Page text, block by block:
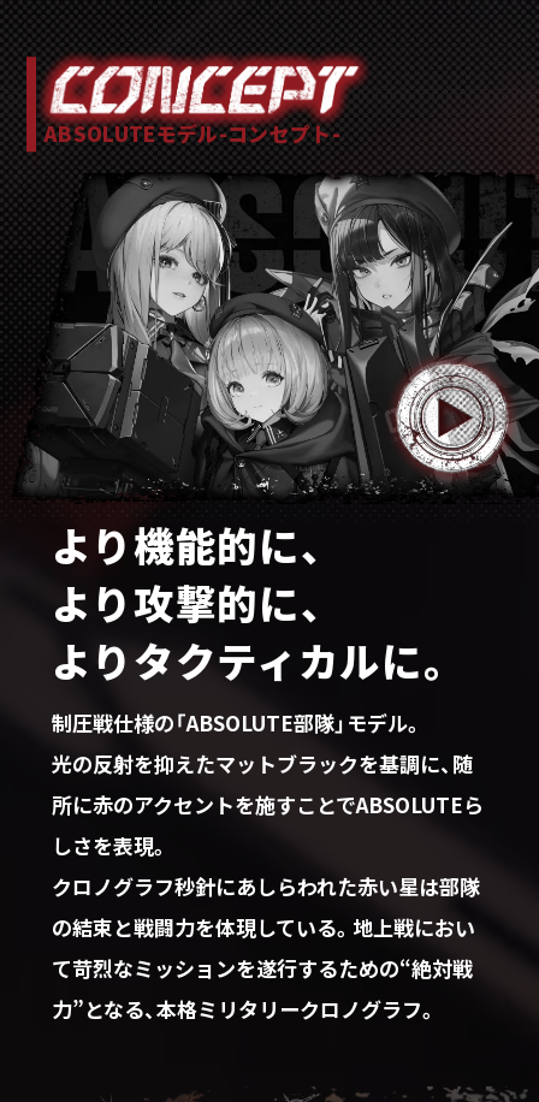
ABSOLUTEモデル-コンセプト-
より機能的に、
より攻撃的に、
よりタクティカルに。
制圧戦仕様の「ABSOLUTE部隊」モデル。
光の反射を抑えたマットブラックを基調に、随
所に赤のアクセントを施すことでABSOLUTEら
しさを表現。
クロノグラフ秒針にあしらわれた赤い星は部隊
の結束と戦闘力を体現している。地上戦におい
て苛烈なミッションを遂行するための“絶対戦
力”となる、本格ミリタリークロノグラフ。